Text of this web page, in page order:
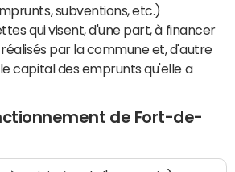
subventions, etc.)
qui visent, d'une part, à financer
réalisés par la commune et, d'autre
capital des emprunts qu'elle a
de Fort-de-